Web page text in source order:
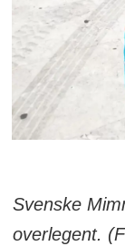
Svenske
overlegent.